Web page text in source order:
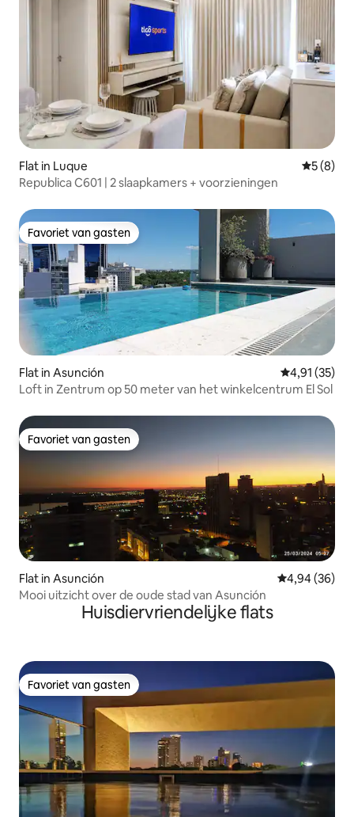
Flat in Luque
5 (8)
Republica C601 | 2 slaapkamers + voorzieningen
Favoriet van gasten
Favoriet van gasten
Flat in Asunción Gemiddelde
4,91 (35)
Loft in Zentrum op 50 meter van het winkelcentrum El Sol
Favoriet van gasten
Favoriet van gasten
Flat in Asunción Gemiddelde
4,94 (36)
Mooi uitzicht over de oude stad van Asunción
Huisdiervriendelijke flats
Favoriet van gasten
Favoriet van gasten